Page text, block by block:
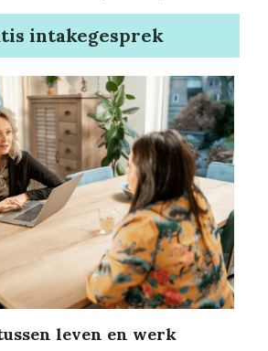
intakegesprek
leven en werk